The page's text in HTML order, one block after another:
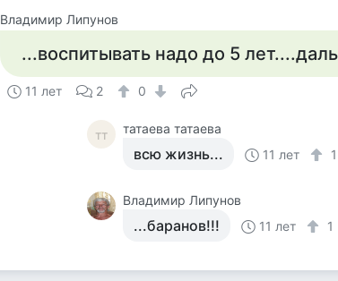
Владимир Липунов
...воспитывать надо до 5
11 лет 2 0
тт татаева татаева
всю жизнь... 11 лет 1
Владимир Липунов
...баранов!!! 11 лет 1